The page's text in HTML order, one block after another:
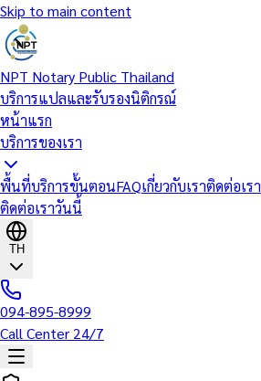
Skip to main content
NPT Notary Public Thailand
บริการแปลและรับรองนิติกรณ์
หน้าแรก
บริการของเรา
พื้นที่บริการขั้นตอนFAQเกี่ยวกับเราติดต่อเรา
ติดต่อเราวันนี้
TH
094-895-8999
Call Center 24/7